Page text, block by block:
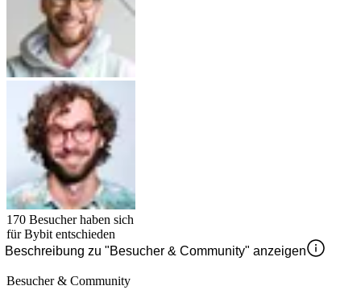
170 Besucher haben sich
fürBybit entschieden
Beschreibung zu "Besucher & Community" anzeigen
Besucher & Community